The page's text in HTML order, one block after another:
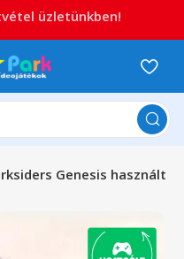
Genesis használt
üzletünkben!